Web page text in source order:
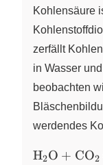
Kohlensäure
zerfällt
in Wasser
beobachten
werdendes
\ce{H2O
HX
2O + CO2